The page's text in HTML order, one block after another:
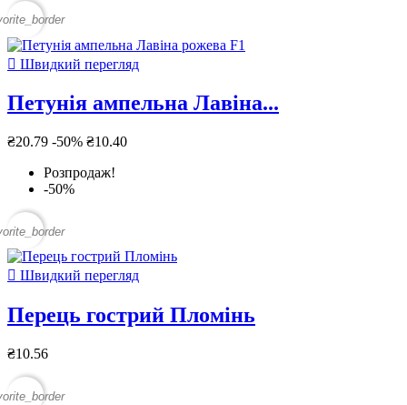
 Швидкий перегляд
Петунія ампельна Лавіна...
₴20.79 -50% ₴10.40
Розпродаж!
-50%
 Швидкий перегляд
Перець гострий Пломінь
₴10.56